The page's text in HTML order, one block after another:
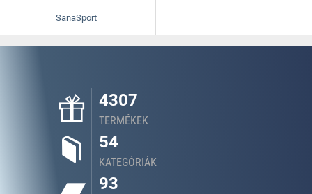
SanaSport
4307
TERMÉKEK
54
KATEGÓRIÁK
93